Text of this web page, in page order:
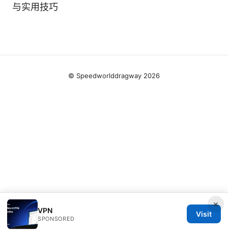
与实用技巧
×
VPN
SPONSORED
Visit
© Speedworlddragway 2026